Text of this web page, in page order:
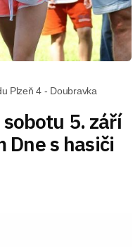
Plzeň 4 - Doubravka
5. září
Dne s hasiči